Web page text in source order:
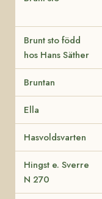
Brunt sto född
hos Hans Säther
Bruntan
Ella
Hasvoldsvarten
Hingst e. Sverre
N 270